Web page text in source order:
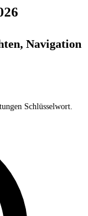
Navigation
Schlüsselwort.